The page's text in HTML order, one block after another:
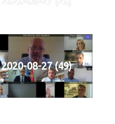
2020-08-27 (49)